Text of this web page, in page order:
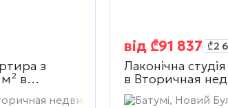
з
в
недвижимость
від ₾91 837 ₾2
Лаконічна
в Вторичная
Батумі, Новий